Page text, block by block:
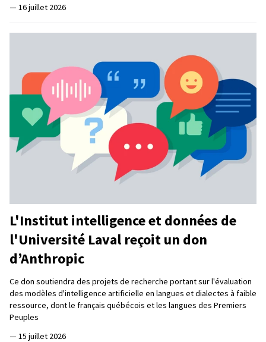
— 16 juillet 2026
L'Institut intelligence et données de
l'Université Laval reçoit un don
d’Anthropic
Ce don soutiendra des projets de recherche portant sur l'évaluation
des modèles d'intelligence artificielle en langues et dialectes à faible
ressource, dont le français québécois et les langues des Premiers
Peuples
— 15 juillet 2026